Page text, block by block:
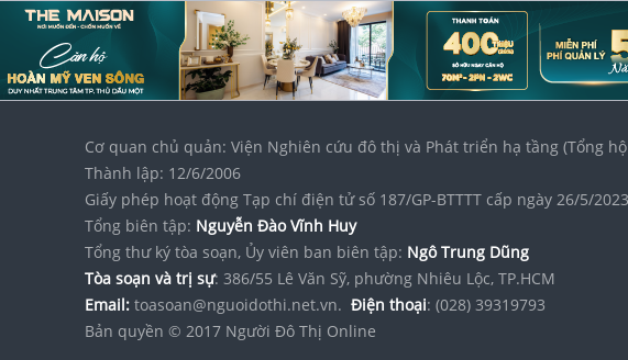
Cơ quan chủ quản: Viện Nghiên cứu đô thị và Phát triển hạ tầng (Tổng
Thành lập: 12/6/2006
Giấy phép hoạt động Tạp chí điện tử số 187/GP-BTTTT cấp ngày 26/5/2023
Tổng biên tập: Nguyễn Đào Vĩnh Huy
Tổng thư ký tòa soạn, Ủy viên ban biên tập: Ngô Trung Dũng
Tòa soạn và trị sự: 386/55 Lê Văn Sỹ, phường Nhiêu Lộc, TP.HCM
Email: toasoan@nguoidothi.net.vn. Điện thoại: (028) 39319793
Bản quyền © 2017 Người Đô Thị Online